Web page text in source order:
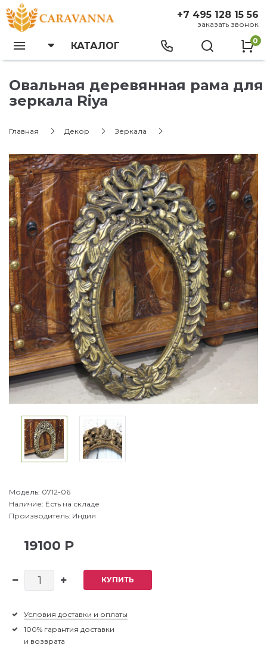
+7 495 128 15 56
заказать звонок
КАТАЛОГ 0
Овальная деревянная рама для
зеркала Riya
Главная Декор Зеркала
Модель: 0712-06
Наличие: Есть на складе
Производитель: Индия
19100 Р
КУПИТЬ
Условия доставки и оплаты
100% гарантия доставки
и возврата